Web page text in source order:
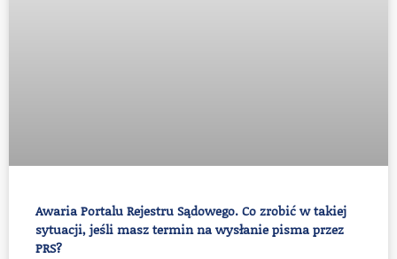
Awaria Portalu Rejestru Sądowego. Co zrobić w takiej
sytuacji, jeśli masz termin na wysłanie pisma przez
PRS?